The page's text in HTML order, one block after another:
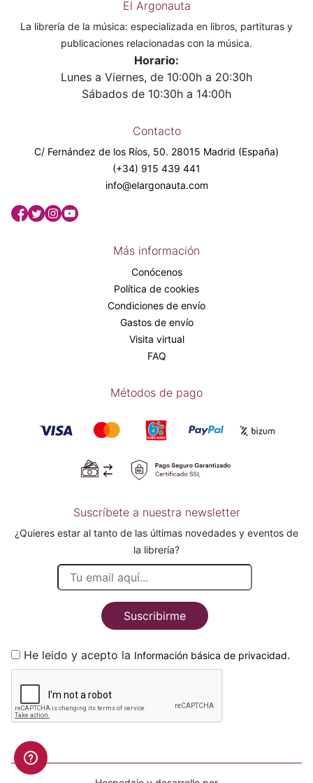
El Argonauta
La librería de la música: especializada en libros, partituras y
publicaciones relacionadas con la música.
Horario:
Lunes a Viernes, de 10:00h a 20:30h
Sábados de 10:30h a 14:00h
Contacto
C/ Fernández de los Ríos, 50. 28015 Madrid (España)
(+34) 915 439 441
info@elargonauta.com
Más información
Conócenos
Política de cookies
Condiciones de envío
Gastos de envío
Visita virtual
FAQ
Métodos de pago
Suscríbete a nuestra newsletter
¿Quieres estar al tanto de las últimas novedades y eventos de
la librería?
Suscribirme
He leido y acepto la Información básica de privacidad.